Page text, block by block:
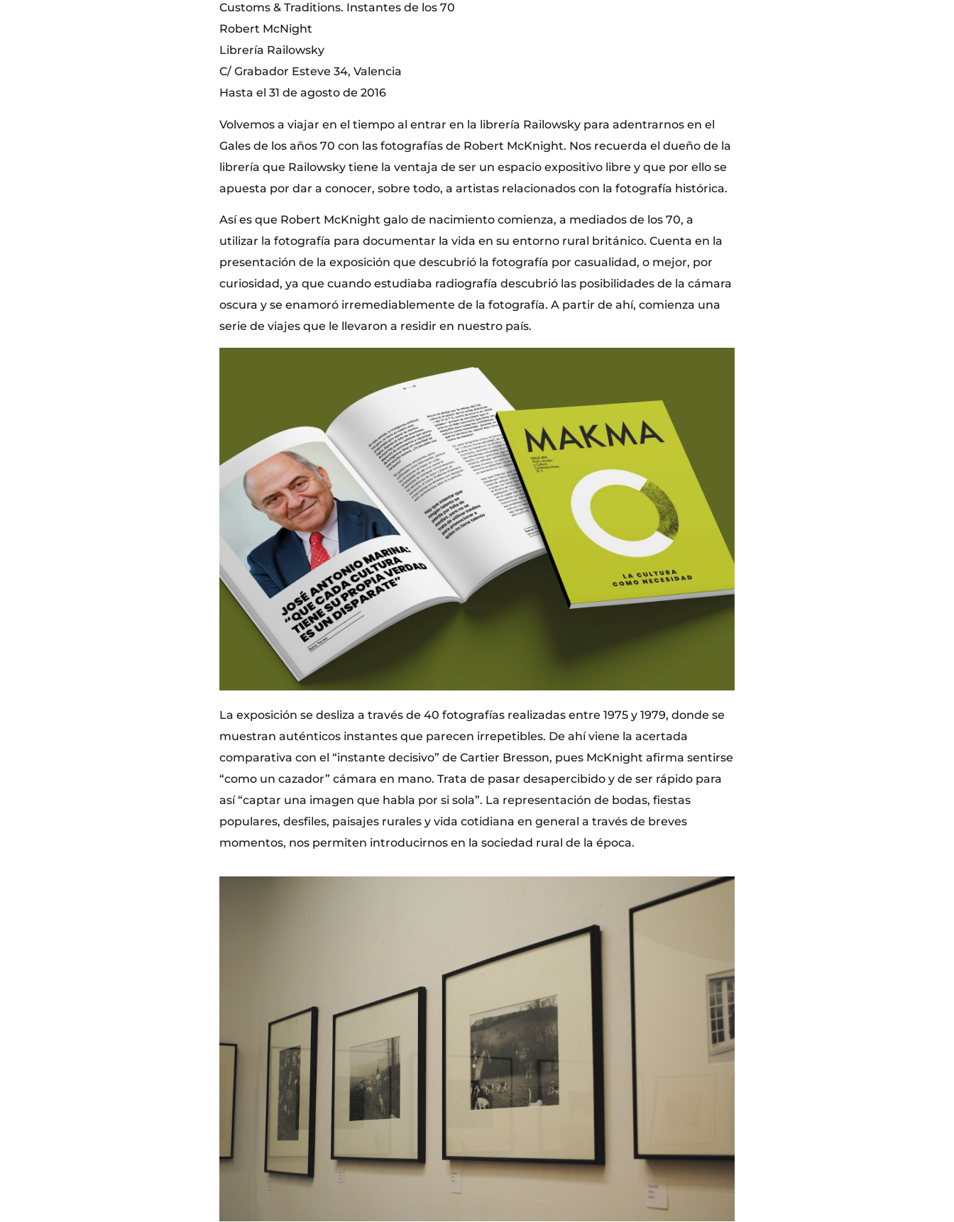
Customs & Traditions. Instantes de los 70
Robert McNight
Librería Railowsky
C/ Grabador Esteve 34, Valencia
Hasta el 31 de agosto de 2016
Volvemos a viajar en el tiempo al entrar en la librería Railowsky para adentrarnos en el
Gales de los años 70 con las fotografías de Robert McKnight. Nos recuerda el dueño de la
librería que Railowsky tiene la ventaja de ser un espacio expositivo libre y que por ello se
apuesta por dar a conocer, sobre todo, a artistas relacionados con la fotografía histórica.
Así es que Robert McKnight galo de nacimiento comienza, a mediados de los 70, a
utilizar la fotografía para documentar la vida en su entorno rural británico. Cuenta en la
presentación de la exposición que descubrió la fotografía por casualidad, o mejor, por
curiosidad, ya que cuando estudiaba radiografía descubrió las posibilidades de la cámara
oscura y se enamoró irremediablemente de la fotografía. A partir de ahí, comienza una
serie de viajes que le llevaron a residir en nuestro país.
La exposición se desliza a través de 40 fotografías realizadas entre 1975 y 1979, donde se
muestran auténticos instantes que parecen irrepetibles. De ahí viene la acertada
comparativa con el “instante decisivo” de Cartier Bresson, pues McKnight afirma sentirse
“como un cazador” cámara en mano. Trata de pasar desapercibido y de ser rápido para
así “captar una imagen que habla por si sola”. La representación de bodas, fiestas
populares, desfiles, paisajes rurales y vida cotidiana en general a través de breves
momentos, nos permiten introducirnos en la sociedad rural de la época.